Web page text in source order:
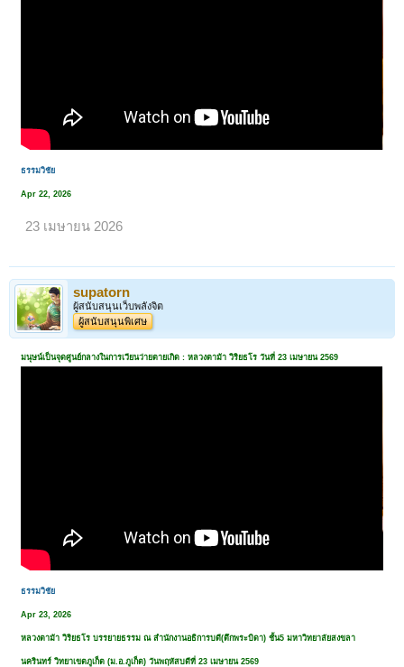
ธรรมวิชัย
Apr 22, 2026
23 เมษายน 2026
supatorn
ผู้สนับสนุนเว็บพลังจิต
ผู้สนับสนุนพิเศษ
มนุษน์เป็นจุดศูนย์กลางในการเวียนว่ายตายเกิด : หลวงตาม้า วิริยธโร วันที่ 23 เมษายน 2569
ธรรมวิชัย
Apr 23, 2026
หลวงตาม้า วิริยธโร บรรยายธรรม ณ สำนักงานอธิการบดี(ตึกพระบิดา) ชั้น5 มหาวิทยาลัยสงขลา
นครินทร์ วิทยาเขตภูเก็ต (ม.อ.ภูเก็ต) วันพฤหัสบดีที่ 23 เมษายน 2569